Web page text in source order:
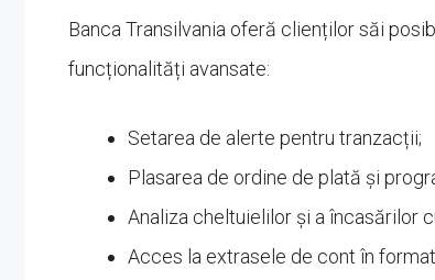
Banca Transilvania oferă clienților săi
funcționalități avansate:
Setarea de alerte pentru tranzacții;
Plasarea de ordine de plată și
Analiza cheltuielilor și a încasărilor
Acces la extrasele de cont în